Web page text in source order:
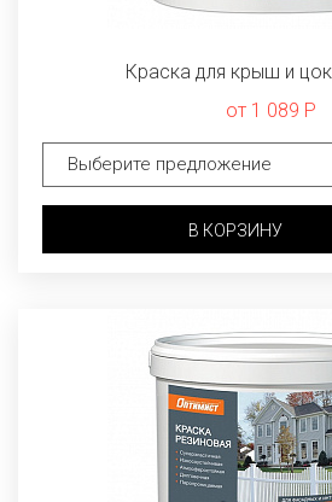
Краска для крыш и
от 1 089 Р
В КОРЗИНУ